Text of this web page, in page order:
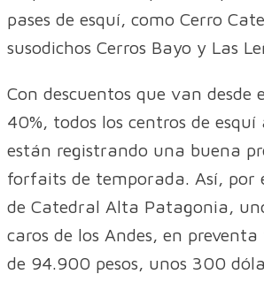
pases de esquí, como Cerro
susodichos Cerros Bayo y Las
Con descuentos que van desde
40%, todos los centros de
están registrando una buena
forfaits de temporada. Así, por
de Catedral Alta Patagonia,
caros de los Andes, en
de 94.900 pesos, unos 300